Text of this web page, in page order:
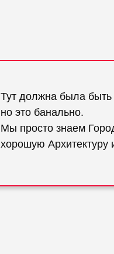
Тут должна была быть
но это банально.
Мы просто знаем
хорошую Архитектуру